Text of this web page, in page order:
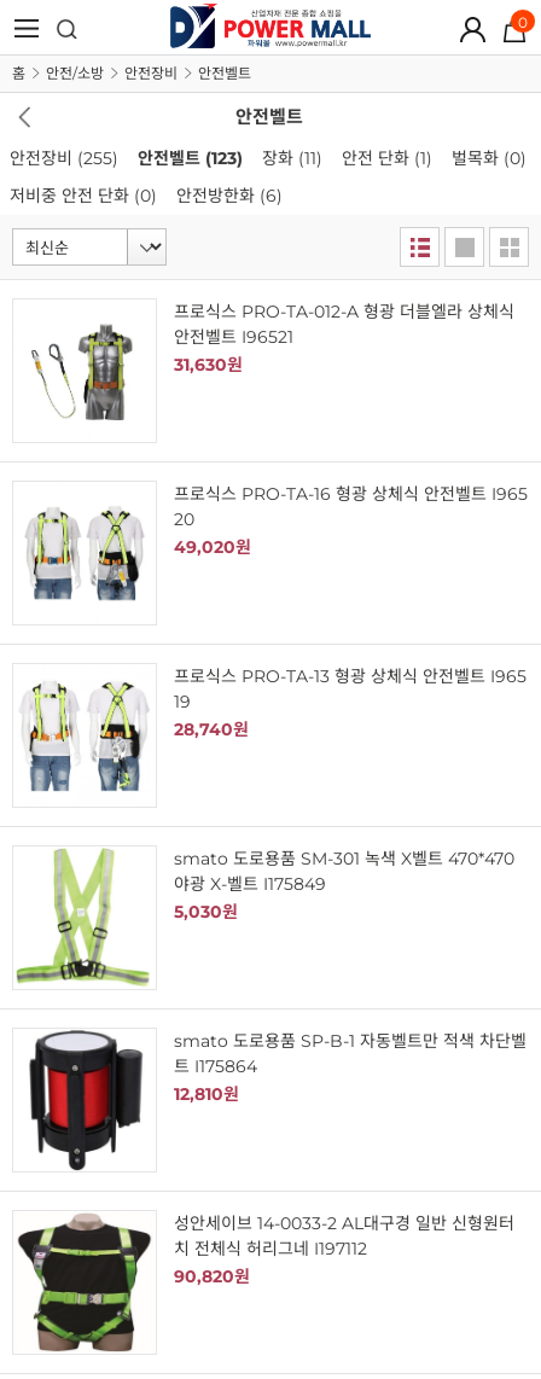
0
홈 안전/소방 안전장비 안전벨트
안전벨트
안전장비 (255) 안전벨트 (123) 장화 (11) 안전 단화 (1) 벌목화 (0)
저비중 안전 단화 (0) 안전방한화 (6)
프로식스 PRO-TA-012-A 형광 더블엘라 상체식
안전벨트 I96521
31,630원
프로식스 PRO-TA-16 형광 상체식 안전벨트 I965
20
49,020원
프로식스 PRO-TA-13 형광 상체식 안전벨트 I965
19
28,740원
smato 도로용품 SM-301 녹색 X벨트 470*470
야광 X-벨트 I175849
5,030원
smato 도로용품 SP-B-1 자동벨트만 적색 차단벨
트 I175864
12,810원
성안세이브 14-0033-2 AL대구경 일반 신형원터
치 전체식 허리그네 I197112
90,820원